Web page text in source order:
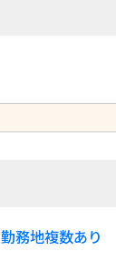
勤務地複数あり